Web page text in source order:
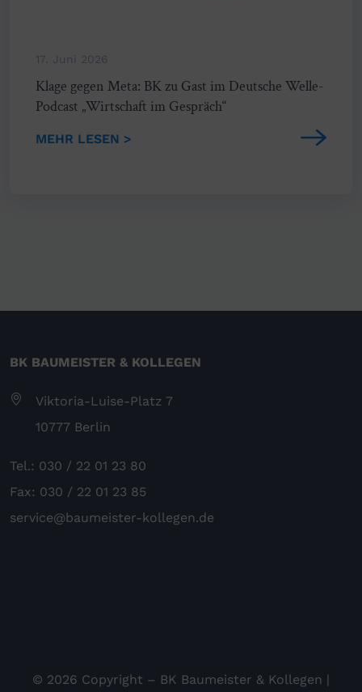
17. Juni 2026
Klage gegen Meta: BK zu Gast im Deutsche Welle-
Podcast „Wirtschaft im Gespräch“
MEHR LESEN >
BK BAUMEISTER & KOLLEGEN
Viktoria-Luise-Platz 7
10777 Berlin
Tel.: 030 / 22 01 23 80
Fax: 030 / 22 01 23 85
service@baumeister-kollegen.de
© 2026 Copyright – BK Baumeister & Kollegen |